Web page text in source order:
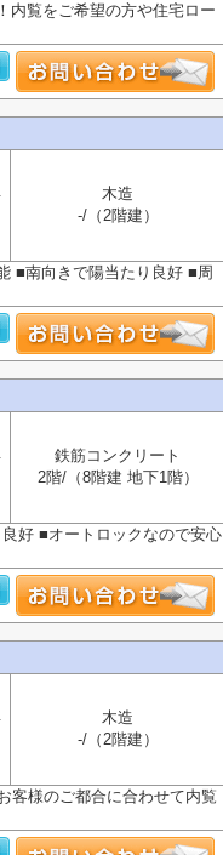
覧をご希望の方や住宅ロー
木造
-/（2階建）
■南向きで陽当たり良好 ■周
鉄筋コンクリート
2階/（8階建 地下1階）
好 ■オートロックなので安心
木造
-/（2階建）
様のご都合に合わせて内覧